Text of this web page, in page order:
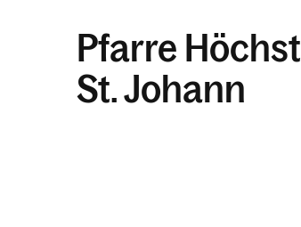
Pfarre Höchst
St. Johann